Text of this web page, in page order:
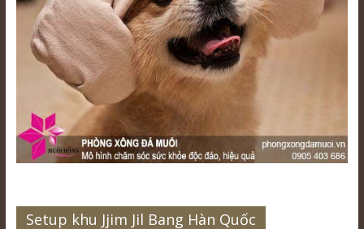
Setup khu Jjim Jil Bang Hàn Quốc